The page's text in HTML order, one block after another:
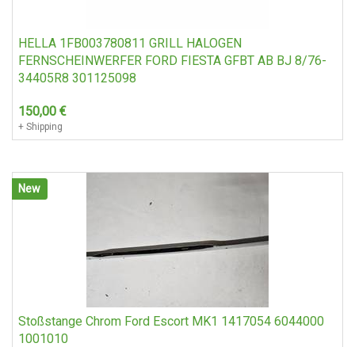
HELLA 1FB003780811 GRILL HALOGEN
FERNSCHEINWERFER FORD FIESTA GFBT AB BJ 8/76-
34405R8 301125098
150,00 €
+ Shipping
New
Stoßstange Chrom Ford Escort MK1 1417054 6044000
1001010